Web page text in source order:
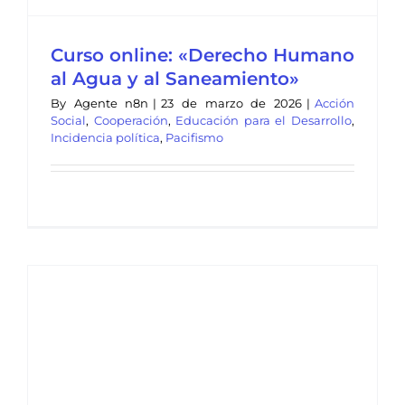
Curso online: «Derecho Humano
al Agua y al Saneamiento»
By Agente n8n | 23 de marzo de 2026 | Acción
Social, Cooperación, Educación para el Desarrollo,
Incidencia política, Pacifismo